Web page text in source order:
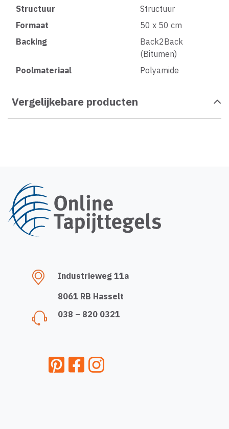
Structuur
Structuur
Formaat
50 x 50 cm
Backing
Back2Back
(Bitumen)
Poolmateriaal
Polyamide
Vergelijkebare producten
Industrieweg 11a
8061 RB Hasselt
038 – 820 0321